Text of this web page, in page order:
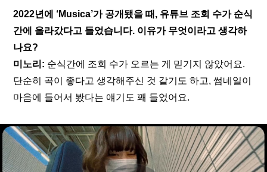
2022년에 ‘Musica’가 공개됐을 때, 유튜브 조회 수가 순식
간에 올라갔다고 들었습니다. 이유가 무엇이라고 생각하
나요?
미노리: 순식간에 조회 수가 오르는 게 믿기지 않았어요.
단순히 곡이 좋다고 생각해주신 것 같기도 하고, 썸네일이
마음에 들어서 봤다는 얘기도 꽤 들었어요.